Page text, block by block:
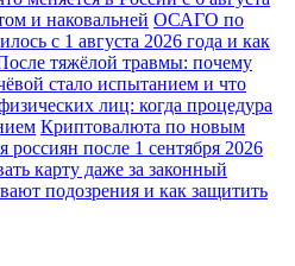
и наковальней ОСАГО по
с 1 августа 2026 года и как
тяжёлой травмы: почему
стало испытанием и что
лиц: когда процедура
Криптовалюта по новым
россиян после 1 сентября 2026
карту даже за законный
подозрения и как защитить